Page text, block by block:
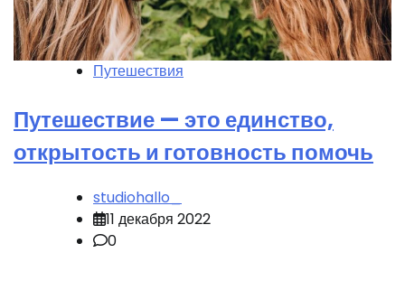
Путешествия
Путешествие — это единство,
открытость и готовность помочь
studiohallo_
11 декабря 2022
0